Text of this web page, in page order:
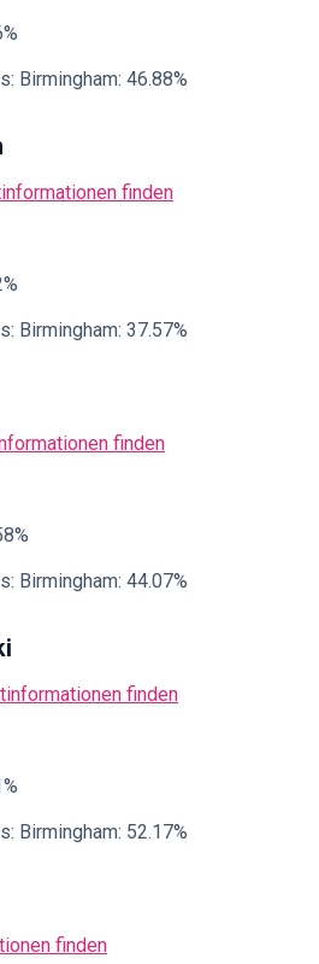
Birmingham: 46.88%
finden
Birmingham: 37.57%
finden
Birmingham: 44.07%
finden
Birmingham: 52.17%
finden